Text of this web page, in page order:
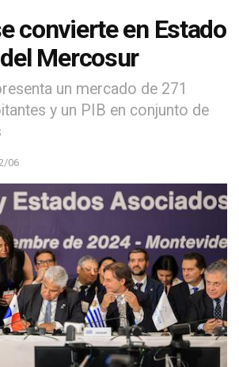
convierte en Estado
Mercosur
un mercado de 271
y un PIB en conjunto de
06